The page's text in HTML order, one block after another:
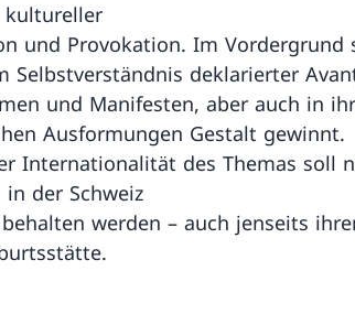
kultureller
und Provokation. Im Vordergrund
Selbstverständnis deklarierter
und Manifesten, aber auch in
Ausformungen Gestalt gewinnt.
Internationalität des Themas soll
der Schweiz
werden – auch jenseits